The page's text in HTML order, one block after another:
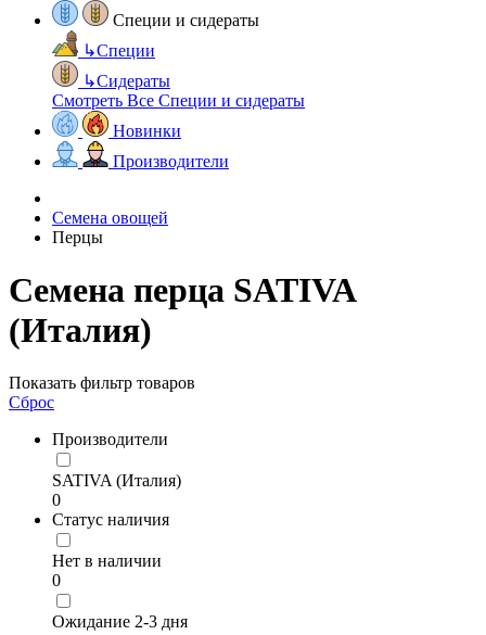
Специи и сидераты
↳Специи
↳Сидераты
Смотреть Все Специи и сидераты
Новинки
Производители
Семена овощей
Перцы
Семена перца SATIVA
(Италия)
Показать фильтр товаров
Сброс
Производители
SATIVA (Италия)
0
Статус наличия
Нет в наличии
0
Ожидание 2-3 дня